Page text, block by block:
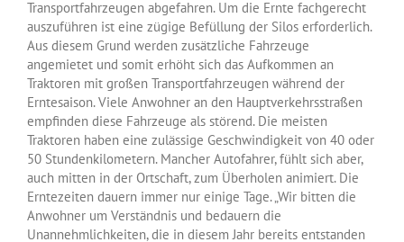
Transportfahrzeugen abgefahren. Um die Ernte fachgerecht
auszuführen ist eine zügige Befüllung der Silos erforderlich.
Aus diesem Grund werden zusätzliche Fahrzeuge
angemietet und somit erhöht sich das Aufkommen an
Traktoren mit großen Transportfahrzeugen während der
Erntesaison. Viele Anwohner an den Hauptverkehrsstraßen
empfinden diese Fahrzeuge als störend. Die meisten
Traktoren haben eine zulässige Geschwindigkeit von 40 oder
50 Stundenkilometern. Mancher Autofahrer, fühlt sich aber,
auch mitten in der Ortschaft, zum Überholen animiert. Die
Erntezeiten dauern immer nur einige Tage. „Wir bitten die
Anwohner um Verständnis und bedauern die
Unannehmlichkeiten, die in diesem Jahr bereits entstanden